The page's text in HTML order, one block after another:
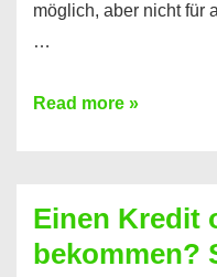
möglich, aber nicht für
…
Ist
Festvertrag
für
Read more »
Einen Kredit
bekommen?